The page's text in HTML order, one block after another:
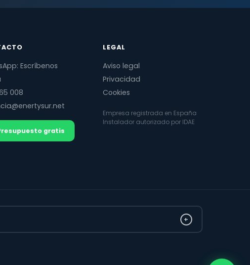
Escríbenos
008
gratis
LEGAL
Aviso legal
Privacidad
Cookies
Empresa registrada en España
Instalador autorizado por IDAE
+